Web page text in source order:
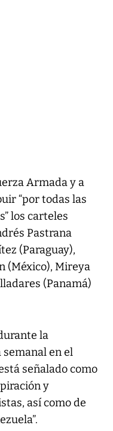
Armada y a
“por todas las
los carteles
Pastrana
(Paraguay),
(México), Mireya
(Panamá)
la
en el
señalado como
y
así como de